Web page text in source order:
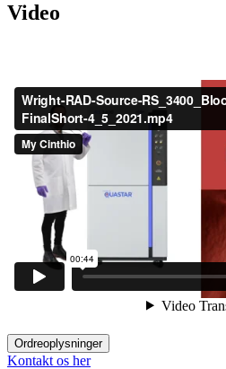
Video
Ordreoplysninger
Kontakt os her